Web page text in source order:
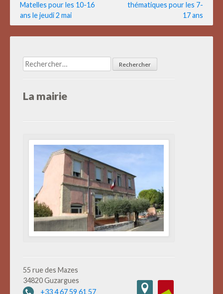
de
l’article
Matelles pour les 10-16
ans le jeudi 2 mai
thématiques pour les 7-
17 ans
Rechercher :
La mairie
55 rue des Mazes
34820 Guzargues
+33 4 67 59 61 57